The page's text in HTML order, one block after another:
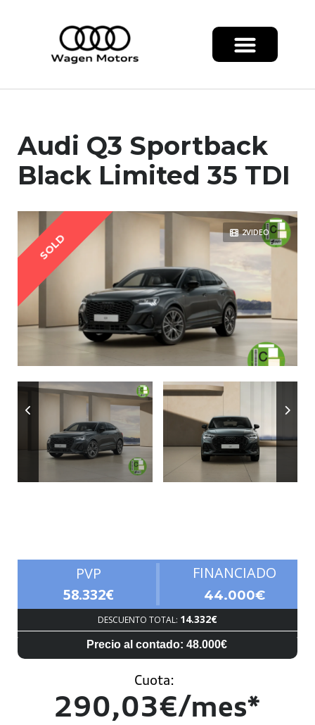
Audi Q3 Sportback
Black Limited 35 TDI
2VIDEO
SOLD
PVP
58.332€
FINANCIADO
44.000€
DESCUENTO TOTAL: 14.332€
Precio al contado: 48.000€
Cuota:
290,03€/mes*